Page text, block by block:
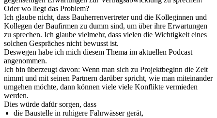
Oder wo liegt das Problem?
Ich glaube nicht, dass Bauherrenvertreter und die Kolleginnen und
Kollegen der Baufirmen zu dumm sind, um über ihre Erwartungen
zu sprechen. Ich glaube vielmehr, dass vielen die Wichtigkeit eines
solchen Gespräches nicht bewusst ist.
Deswegen habe ich mich diesem Thema im aktuellen Podcast
angenommen.
Ich bin überzeugt davon: Wenn man sich zu Projektbeginn die Zeit
nimmt und mit seinen Partnern darüber spricht, wie man miteinander
umgehen möchte, dann können viele viele Konflikte vermieden
werden.
Dies würde dafür sorgen, dass
die Baustelle in ruhigere Fahrwässer gerät,